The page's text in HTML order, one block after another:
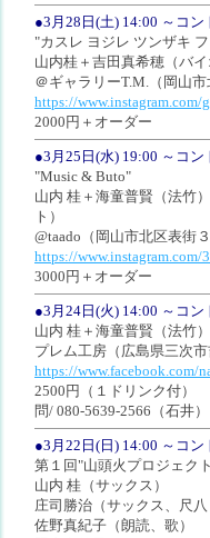
●3月28日(土) 14:00 ～コ
"カスレ ヨジレ ツンザキ
山内桂＋吉田真希穂（バ
＠ギャラリーT.M.（岡山
https://www.instagram.com/
2000円＋オーダー
●3月25日(水) 19:00 ～コ
"Music & Buto"
山内 桂＋海童普賢（法竹
ト）
@taado（岡山市北区表街
https://www.instagram.com/
3000円＋オーダー
●3月24日(火) 14:00 ～コ
山内 桂＋海童普賢（法竹）
プレム工房（広島県三次
https://www.facebook.com/
2500円（１ドリンク付）
問/ 080-5639-2566（石井）
●3月22日(日) 14:00 ～コ
第１回"山頭火プロジェク
山内 桂（サックス）
庄司勝治（サックス、尺
佐野真紀子（朗読、歌）